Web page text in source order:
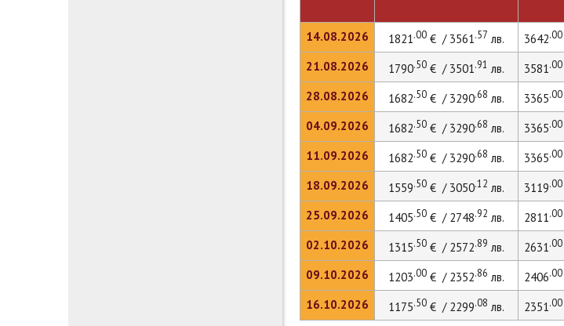
14.08.2026
21.08.2026
28.08.2026
04.09.2026
11.09.2026
18.09.2026
25.09.2026
02.10.2026
09.10.2026
16.10.2026
1821.00 € / 3561.57 лв. 3642.00
1790.50 € / 3501.91 лв. 3581.00
1682.50 € / 3290.68 лв. 3365.00
1682.50 € / 3290.68 лв. 3365.00
1682.50 € / 3290.68 лв. 3365.00
1559.50 € / 3050.12 лв. 3119.00
1405.50 € / 2748.92 лв. 2811.00
1315.50 € / 2572.89 лв. 2631.00
1203.00 € / 2352.86 лв. 2406.00
1175.50 € / 2299.08 лв. 2351.00